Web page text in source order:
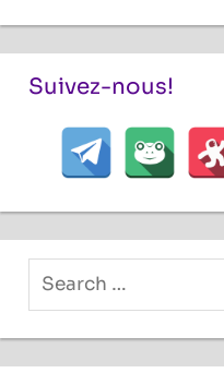
Suivez-nous!